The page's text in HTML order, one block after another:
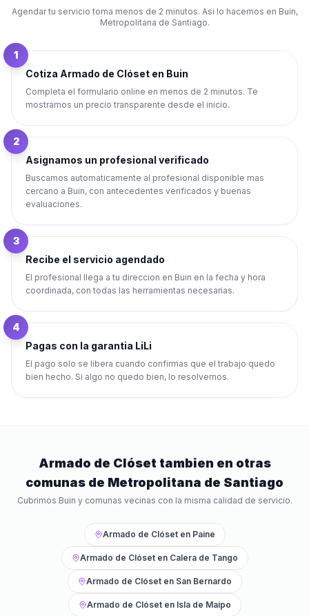
Agendar tu servicio toma menos de 2 minutos. Asi lo hacemos en Buin,
Metropolitana de Santiago.
1
Cotiza Armado de Clóset en Buin
Completa el formulario online en menos de 2 minutos. Te
mostramos un precio transparente desde el inicio.
2
Asignamos un profesional verificado
Buscamos automaticamente al profesional disponible mas
cercano a Buin, con antecedentes verificados y buenas
evaluaciones.
3
Recibe el servicio agendado
El profesional llega a tu direccion en Buin en la fecha y hora
coordinada, con todas las herramientas necesarias.
4
Pagas con la garantia LiLi
El pago solo se libera cuando confirmas que el trabajo quedo
bien hecho. Si algo no quedo bien, lo resolvemos.
Armado de Clóset tambien en otras
comunas de Metropolitana de Santiago
Cubrimos Buin y comunas vecinas con la misma calidad de servicio.
Armado de Clóseten Paine
Armado de Clóseten Calera de Tango
Armado de Clóseten San Bernardo
Armado de Clóseten Isla de Maipo